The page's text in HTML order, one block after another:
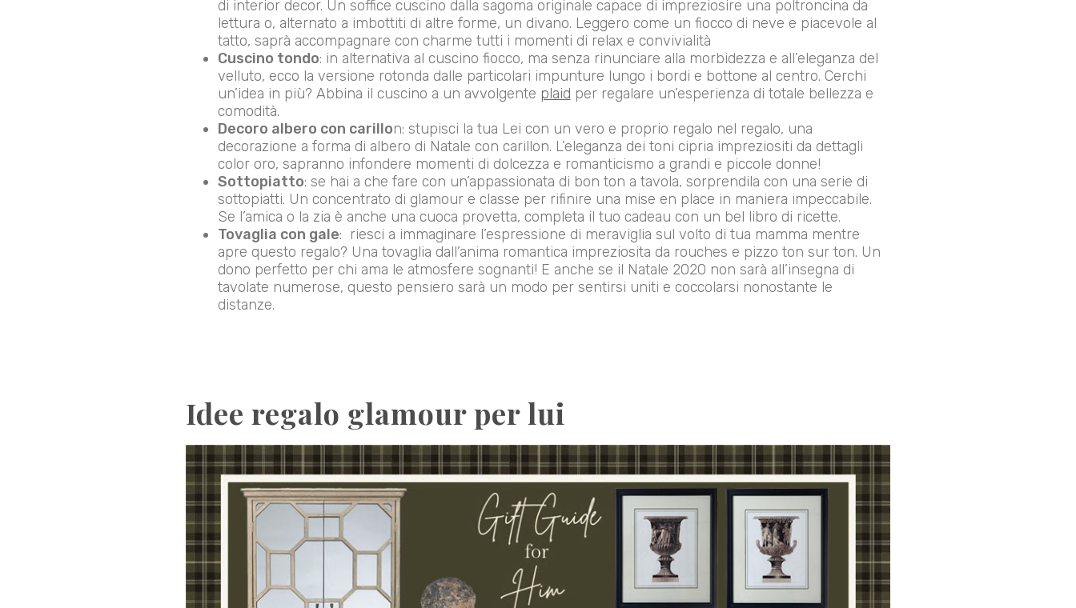
di interior decor. Un soffice cuscino dalla sagoma originale capace di impreziosire una poltroncina da
lettura o, alternato a imbottiti di altre forme, un divano. Leggero come un fiocco di neve e piacevole al
tatto, saprà accompagnare con charme tutti i momenti di relax e convivialità
Cuscino tondo: in alternativa al cuscino fiocco, ma senza rinunciare alla morbidezza e all’eleganza del
velluto, ecco la versione rotonda dalle particolari impunture lungo i bordi e bottone al centro. Cerchi
un’idea in più? Abbina il cuscino a un avvolgente plaid per regalare un’esperienza di totale bellezza e
comodità.
Decoro albero con carillon: stupisci la tua Lei con un vero e proprio regalo nel regalo, una
decorazione a forma di albero di Natale con carillon. L’eleganza dei toni cipria impreziositi da dettagli
color oro, sapranno infondere momenti di dolcezza e romanticismo a grandi e piccole donne!
Sottopiatto: se hai a che fare con un’appassionata di bon ton a tavola, sorprendila con una serie di
sottopiatti. Un concentrato di glamour e classe per rifinire una mise en place in maniera impeccabile.
Se l’amica o la zia è anche una cuoca provetta, completa il tuo cadeau con un bel libro di ricette.
Tovaglia con gale: riesci a immaginare l’espressione di meraviglia sul volto di tua mamma mentre
apre questo regalo? Una tovaglia dall’anima romantica impreziosita da rouches e pizzo ton sur ton. Un
dono perfetto per chi ama le atmosfere sognanti! E anche se il Natale 2020 non sarà all’insegna di
tavolate numerose, questo pensiero sarà un modo per sentirsi uniti e coccolarsi nonostante le
distanze.
Idee regalo glamour per lui